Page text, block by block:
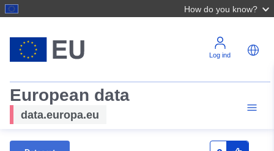
How do you know?
Log ind
European data
data.europa.eu